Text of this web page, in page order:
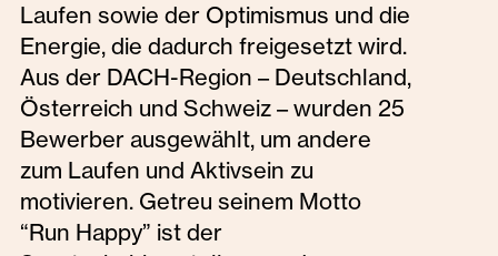
Laufen sowie der Optimismus und die
Energie, die dadurch freigesetzt wird.
Aus der DACH-Region – Deutschland,
Österreich und Schweiz – wurden 25
Bewerber ausgewählt, um andere
zum Laufen und Aktivsein zu
motivieren. Getreu seinem Motto
“Run Happy” ist der